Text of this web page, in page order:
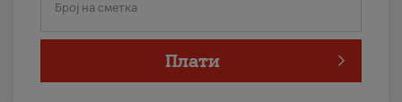
Број на сметка
Плати